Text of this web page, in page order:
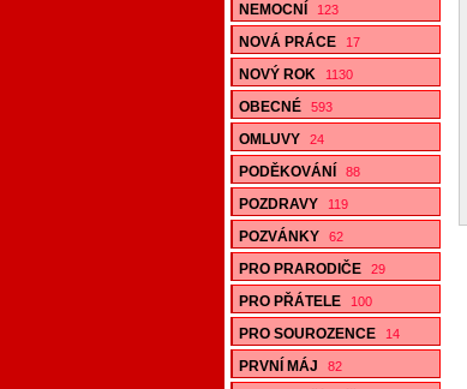
NEMOCNÍ 123
NOVÁ PRÁCE 17
NOVÝ ROK 1130
OBECNÉ 593
OMLUVY 24
PODĚKOVÁNÍ 88
POZDRAVY 119
POZVÁNKY 62
PRO PRARODIČE 29
PRO PŘÁTELE 100
PRO SOUROZENCE 14
PRVNÍ MÁJ 82